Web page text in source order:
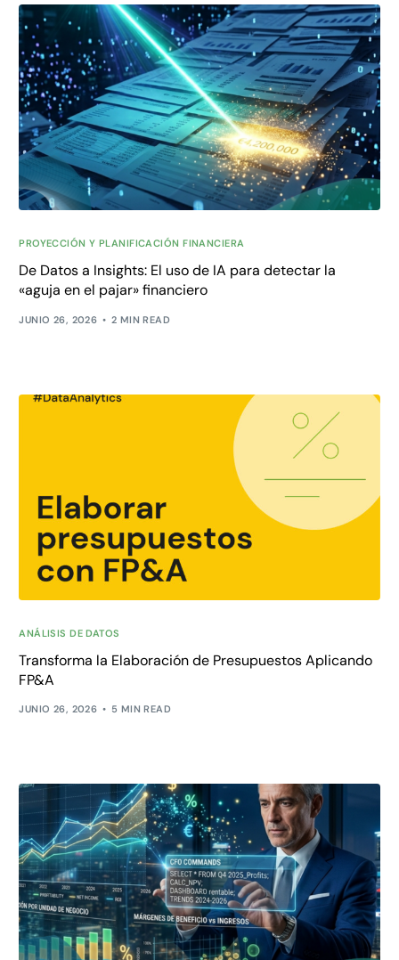
PROYECCIÓN Y PLANIFICACIÓN FINANCIERA
De Datos a Insights: El uso de IA para detectar la
«aguja en el pajar» financiero
JUNIO 26, 2026 2 MIN READ
ANÁLISIS DE DATOS
Transforma la Elaboración de Presupuestos Aplicando
FP&A
JUNIO 26, 2026 5 MIN READ